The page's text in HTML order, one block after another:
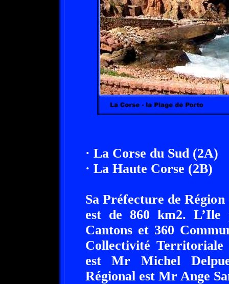
· La Corse du Sud (2A)
· La Haute Corse (2B)
Sa Préfecture de
est de 860 km2. L’Ile
Cantons et 360
Collectivité
est Mr Michel
Régional est Mr Ange